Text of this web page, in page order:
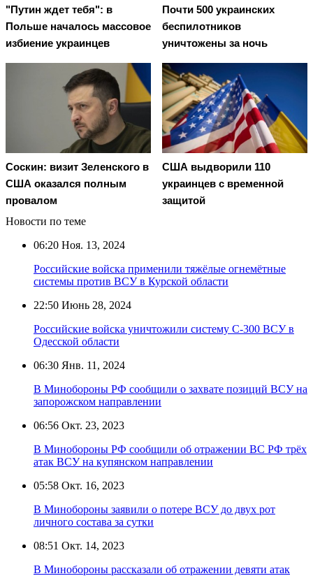
"Путин ждет тебя": в
Польше началось массовое
избиение украинцев
Почти 500 украинских
беспилотников
уничтожены за ночь
Соскин: визит Зеленского в
США оказался полным
провалом
США выдворили 110
украинцев с временной
защитой
Новости по теме
06:20 Ноя. 13, 2024
Российские войска применили тяжёлые огнемётные
системы против ВСУ в Курской области
22:50 Июнь 28, 2024
Российские войска уничтожили систему С-300 ВСУ в
Одесской области
06:30 Янв. 11, 2024
В Минобороны РФ сообщили о захвате позиций ВСУ на
запорожском направлении
06:56 Окт. 23, 2023
В Минобороны РФ сообщили об отражении ВС РФ трёх
атак ВСУ на купянском направлении
05:58 Окт. 16, 2023
В Минобороны заявили о потере ВСУ до двух рот
личного состава за сутки
08:51 Окт. 14, 2023
В Минобороны рассказали об отражении девяти атак